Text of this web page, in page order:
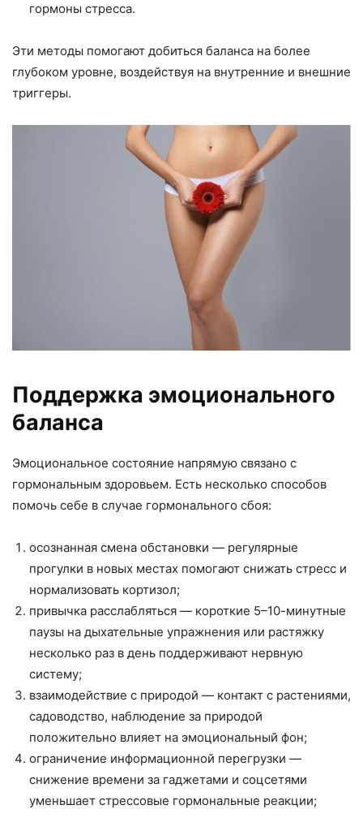
гормоны стресса.
Эти методы помогают добиться баланса на более
глубоком уровне, воздействуя на внутренние и внешние
триггеры.
Поддержка эмоционального
баланса
Эмоциональное состояние напрямую связано с
гормональным здоровьем. Есть несколько способов
помочь себе в случае гормонального сбоя:
осознанная смена обстановки — регулярные
прогулки в новых местах помогают снижать стресс и
нормализовать кортизол;
привычка расслабляться — короткие 5–10-минутные
паузы на дыхательные упражнения или растяжку
несколько раз в день поддерживают нервную
систему;
взаимодействие с природой — контакт с растениями,
садоводство, наблюдение за природой
положительно влияет на эмоциональный фон;
ограничение информационной перегрузки —
снижение времени за гаджетами и соцсетями
уменьшает стрессовые гормональные реакции;